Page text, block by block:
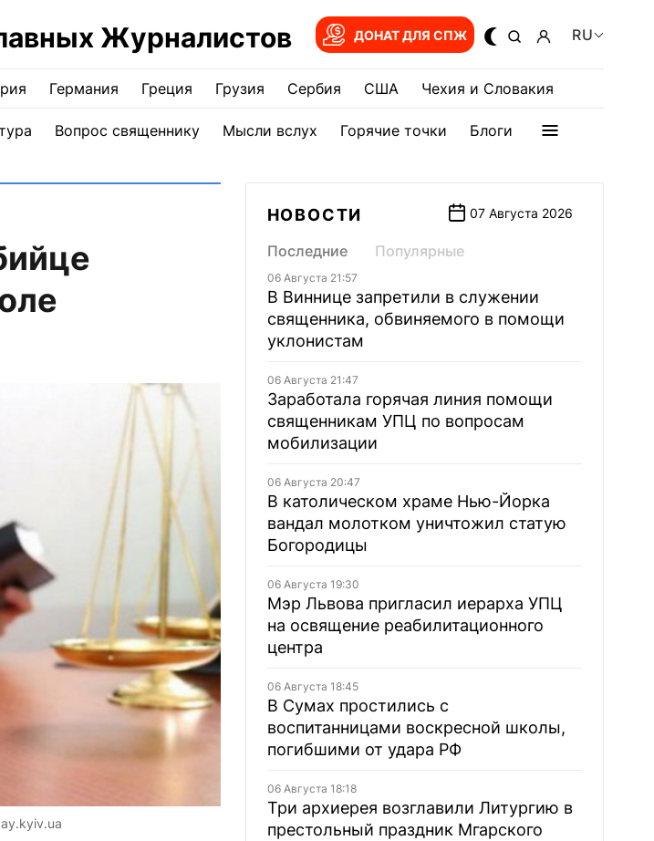
Журналистов ДОНАТ ДЛЯ СПЖ RU
Германия Греция Грузия Сербия США Чехия и Словакия
Вопрос священнику Мысли вслух Горячие точки Блоги
НОВОСТИ 07 Августа 2026
Последние Популярные
06 Августа 21:57
В Виннице запретили в служении
священника, обвиняемого в помощи
уклонистам
06 Августа 21:47
Заработала горячая линия помощи
священникам УПЦ по вопросам
мобилизации
06 Августа 20:47
В католическом храме Нью-Йорка
вандал молотком уничтожил статую
Богородицы
06 Августа 19:30
Мэр Львова пригласил иерарха УПЦ
на освящение реабилитационного
центра
06 Августа 18:45
В Сумах простились с
воспитанницами воскресной школы,
погибшими от удара РФ
06 Августа 18:18
Три архиерея возглавили Литургию в
престольный праздник Мгарского